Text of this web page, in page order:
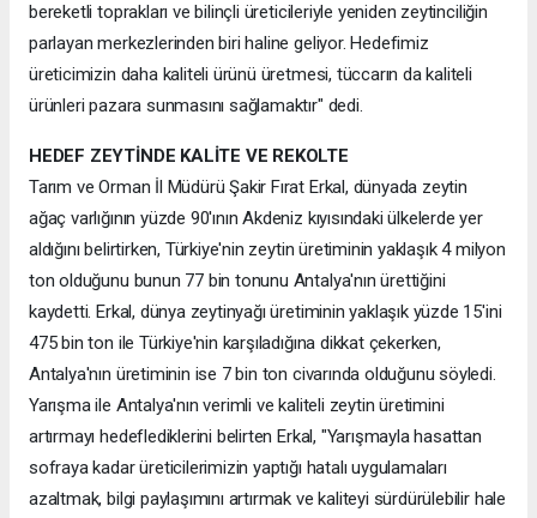
bereketli toprakları ve bilinçli üreticileriyle yeniden zeytinciliğin
parlayan merkezlerinden biri haline geliyor. Hedefimiz
üreticimizin daha kaliteli ürünü üretmesi, tüccarın da kaliteli
ürünleri pazara sunmasını sağlamaktır" dedi.
HEDEF ZEYTİNDE KALİTE VE REKOLTE
Tarım ve Orman İl Müdürü Şakir Fırat Erkal, dünyada zeytin
ağaç varlığının yüzde 90'ının Akdeniz kıyısındaki ülkelerde yer
aldığını belirtirken, Türkiye'nin zeytin üretiminin yaklaşık 4 milyon
ton olduğunu bunun 77 bin tonunu Antalya'nın ürettiğini
kaydetti. Erkal, dünya zeytinyağı üretiminin yaklaşık yüzde 15'ini
475 bin ton ile Türkiye'nin karşıladığına dikkat çekerken,
Antalya'nın üretiminin ise 7 bin ton civarında olduğunu söyledi.
Yarışma ile Antalya'nın verimli ve kaliteli zeytin üretimini
artırmayı hedeflediklerini belirten Erkal, "Yarışmayla hasattan
sofraya kadar üreticilerimizin yaptığı hatalı uygulamaları
azaltmak, bilgi paylaşımını artırmak ve kaliteyi sürdürülebilir hale